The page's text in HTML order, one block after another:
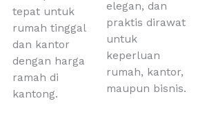
tepat untuk
rumah tinggal
dan kantor
dengan harga
ramah di
kantong.
elegan, dan
praktis dirawat
untuk
keperluan
rumah, kantor,
maupun bisnis.